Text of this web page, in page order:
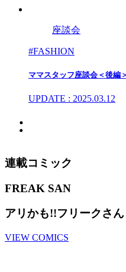
座談会
#FASHION
ママスタッフ座談会＜後編
UPDATE : 2025.03.12
連載コミック
FREAK SAN
アリかも!!フリークさん
VIEW COMICS